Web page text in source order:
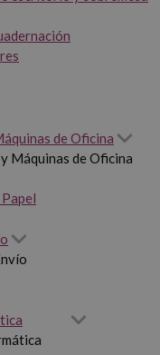
de Oficina
Máquinas de Oficina